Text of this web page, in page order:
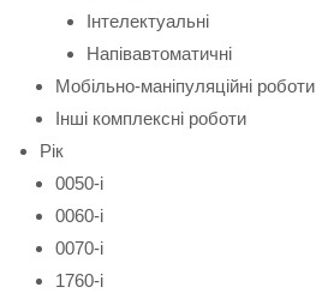
Інтелектуальні
Напівавтоматичні
Мобільно-маніпуляційні роботи
Інші комплексні роботи
Рік
0050-і
0060-і
0070-і
1760-і